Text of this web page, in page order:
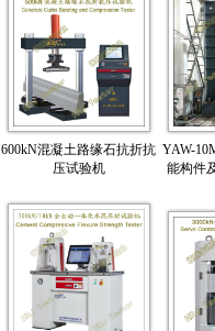
600kN混凝土路缘石抗折抗
压试验机
YAW-
能构件